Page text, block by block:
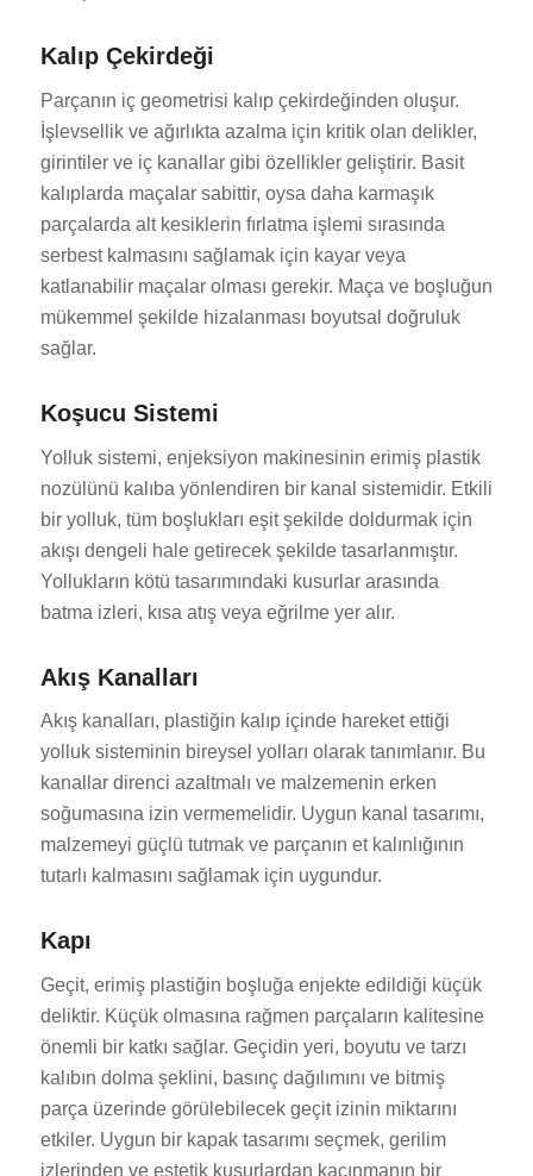
Kalıp Çekirdeği
Parçanın iç geometrisi kalıp çekirdeğinden oluşur.
İşlevsellik ve ağırlıkta azalma için kritik olan delikler,
girintiler ve iç kanallar gibi özellikler geliştirir. Basit
kalıplarda maçalar sabittir, oysa daha karmaşık
parçalarda alt kesiklerin fırlatma işlemi sırasında
serbest kalmasını sağlamak için kayar veya
katlanabilir maçalar olması gerekir. Maça ve boşluğun
mükemmel şekilde hizalanması boyutsal doğruluk
sağlar.
Koşucu Sistemi
Yolluk sistemi, enjeksiyon makinesinin erimiş plastik
nozülünü kalıba yönlendiren bir kanal sistemidir. Etkili
bir yolluk, tüm boşlukları eşit şekilde doldurmak için
akışı dengeli hale getirecek şekilde tasarlanmıştır.
Yollukların kötü tasarımındaki kusurlar arasında
batma izleri, kısa atış veya eğrilme yer alır.
Akış Kanalları
Akış kanalları, plastiğin kalıp içinde hareket ettiği
yolluk sisteminin bireysel yolları olarak tanımlanır. Bu
kanallar direnci azaltmalı ve malzemenin erken
soğumasına izin vermemelidir. Uygun kanal tasarımı,
malzemeyi güçlü tutmak ve parçanın et kalınlığının
tutarlı kalmasını sağlamak için uygundur.
Kapı
Geçit, erimiş plastiğin boşluğa enjekte edildiği küçük
deliktir. Küçük olmasına rağmen parçaların kalitesine
önemli bir katkı sağlar. Geçidin yeri, boyutu ve tarzı
kalıbın dolma şeklini, basınç dağılımını ve bitmiş
parça üzerinde görülebilecek geçit izinin miktarını
etkiler. Uygun bir kapak tasarımı seçmek, gerilim
izlerinden ve estetik kusurlardan kaçınmanın bir